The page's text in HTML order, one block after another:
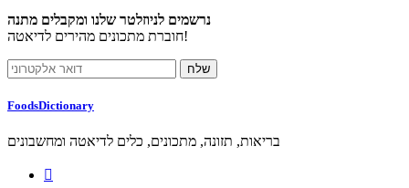
נרשמים לניוזלטר שלנו ומקבלים מתנה
חוברת מתכונים מהירים לדיאטה!
FoodsDictionary
בריאות, תזונה, מתכונים, כלים לדיאטה ומחשבונים
